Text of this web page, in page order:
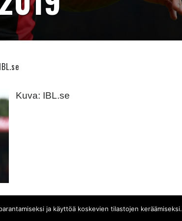
Kuva: IBL.se
ja käyttöä koskevien tilastojen keräämiseksi.